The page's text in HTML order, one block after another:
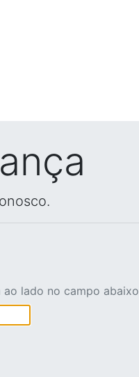
lado no campo abaixo